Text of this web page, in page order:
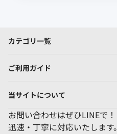
カテゴリ一覧
ご利用ガイド
当サイトについて
お問い合わせはぜひLINEで！
迅速・丁寧に対応いたします。